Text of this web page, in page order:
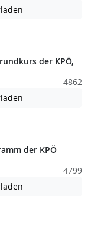
der KPÖ,
4862
der KPÖ
4799